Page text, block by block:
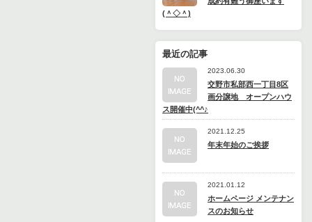
(＾◇＾)
最近の記事
2023.06.30
交野市私部西一丁目8区
画分譲地 オープンハウ
ス開催中(^^♪
2021.12.25
年末年始のご挨拶
2021.01.12
ホームページ メンテナン
スのお知らせ